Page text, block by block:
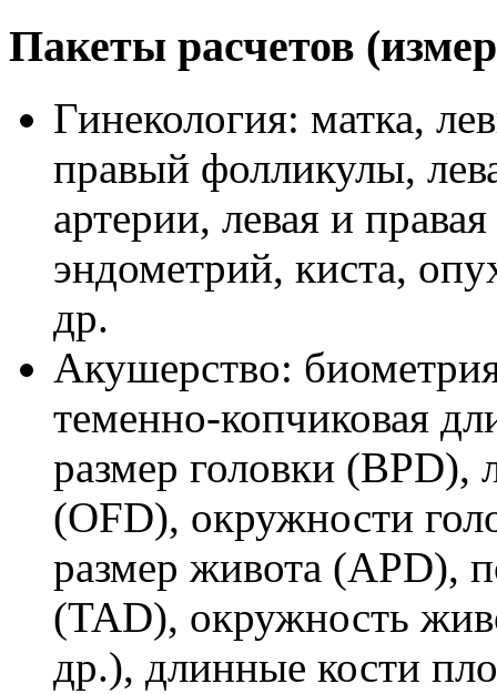
Пакеты расчетов
Гинекология: матка,
правый фолликулы,
артерии, левая и
эндометрий, киста,
др.
Акушерство:
теменно-копчиковая
размер головки (BPD),
(OFD), окружности
размер живота (APD),
(TAD), окружность
др.), длинные кости